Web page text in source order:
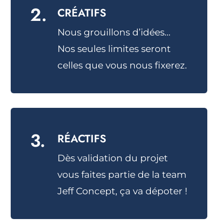
2. CRÉATIFS
Nous grouillons d’idées…
Nos seules limites seront
celles que vous nous fixerez.
3. RÉACTIFS
Dès validation du projet
vous faites partie de la team
Jeff Concept, ça va dépoter !